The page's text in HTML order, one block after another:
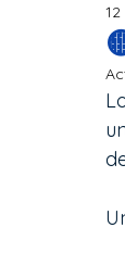
Scratch Jr